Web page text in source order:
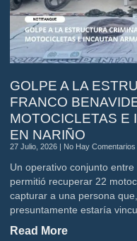
GOLPE A LA
FRANCO
MOTOCICLETAS E
EN NARIÑO
27 Julio, 2026 No Hay Comentarios
Un operativo conjunto
permitió recuperar 22
capturar a una persona
presuntamente estaría
Read More